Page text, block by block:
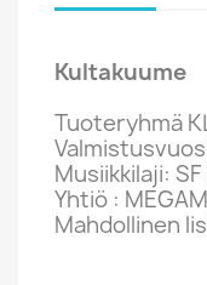
Kultakuume
Tuoteryhmä
Musiikkilaji:
Yhtiö :
Mahdollinen